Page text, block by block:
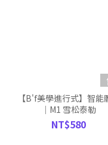
【B'f美學進行式】智能
｜M1 雪松泰勒
NT$580